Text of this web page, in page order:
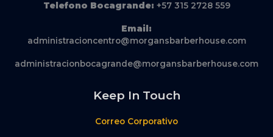
Telefono Bocagrande: +57 315 2728 559
Email:
administracioncentro@morgansbarberhouse.com
administracionbocagrande@morgansbarberhouse.com
Keep In Touch
Correo Corporativo